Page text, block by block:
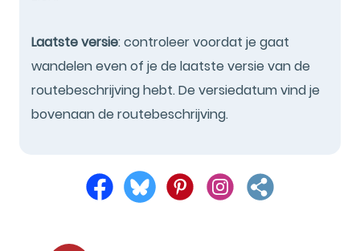
Laatste versie: controleer voordat je gaat
wandelen even of je de laatste versie van de
routebeschrijving hebt. De versiedatum vind je
bovenaan de routebeschrijving.